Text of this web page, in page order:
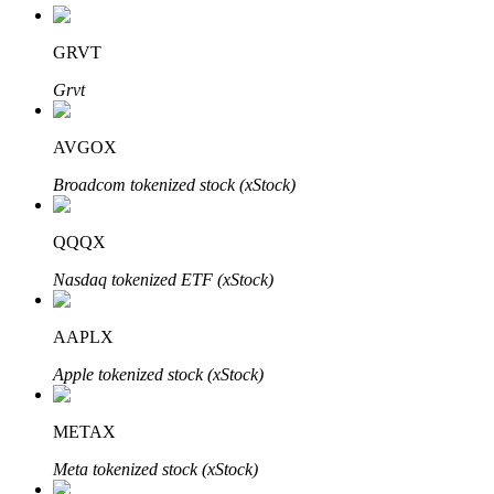
Эксклюзивные инвестиции для владельцев BTR
Кредиты
Сервис заимствований, обеспеченных криптовалютой
GRVT
Grvt
AVGOX
Broadcom tokenized stock (xStock)
QQQX
Nasdaq tokenized ETF (xStock)
AAPLX
Apple tokenized stock (xStock)
METAX
Meta tokenized stock (xStock)